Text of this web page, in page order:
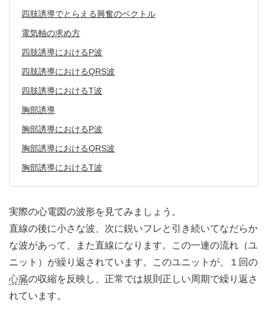
四肢誘導でとらえる興奮のベクトル
電気軸の求め方
四肢誘導におけるP波
四肢誘導におけるQRS波
四肢誘導におけるT波
胸部誘導
胸部誘導におけるP波
胸部誘導におけるQRS波
胸部誘導におけるT波
実際の心電図の波形を見てみましょう。
直線の後に小さな波、次に鋭いフレと引き続いてなだらか
な波があって、また直線になります。この一連の流れ（ユ
ニット）が繰り返されています。このユニットが、１回の
心臓の収縮を反映し、正常では規則正しい周期で繰り返さ
れています。